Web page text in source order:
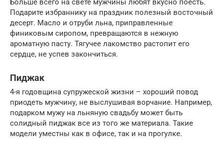
Подарите избраннику на праздник полезный восточный
десерт. Масло и отруби льна, приправленные
финиковым сиропом, превращаются в нежную
ароматную пасту. Тягучее лакомство растопит его
сердце, не успев закончиться.
Пиджак
4-я годовщина супружеской жизни – хороший повод
приодеть мужчину, не выслушивая ворчание. Например,
подарком мужу на льняную свадьбу может быть
солидный пиджак все из того же материала. Такие
модели уместны как в офисе, так и на прогулке.